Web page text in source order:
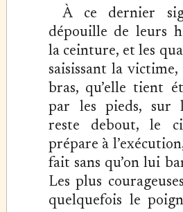
À ce dernier
dépouille de leurs
la ceinture, et les
saisissant la
bras, qu’elle tient
par les pieds, sur
reste debout, le
prépare à
fait sans qu’on lui
Les plus
quelquefois le